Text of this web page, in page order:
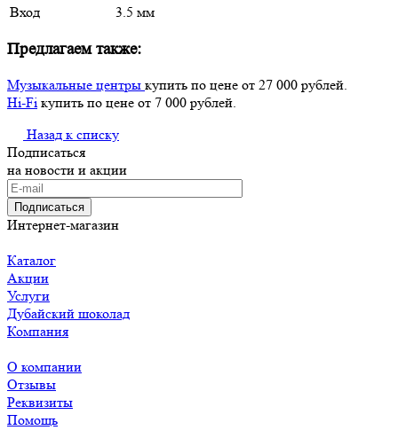
Вход
3.5 мм
Предлагаем также:
Музыкальные центры купить по цене от 27 000 рублей.
Hi-Fi купить по цене от 7 000 рублей.
Назад к списку
Подписаться
на новости и акции
Подписаться
Интернет-магазин
Каталог
Акции
Услуги
Дубайский шоколад
Компания
О компании
Отзывы
Реквизиты
Помощь